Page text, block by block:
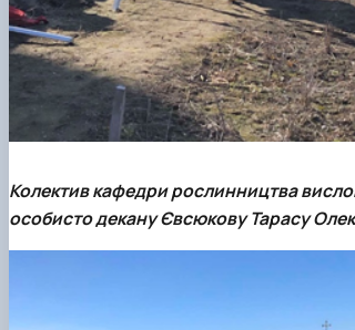
Колектив кафедри рослинництва
особисто декану Євсюкову Тарасу